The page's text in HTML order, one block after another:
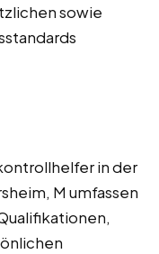
sowie
in der
M umfassen